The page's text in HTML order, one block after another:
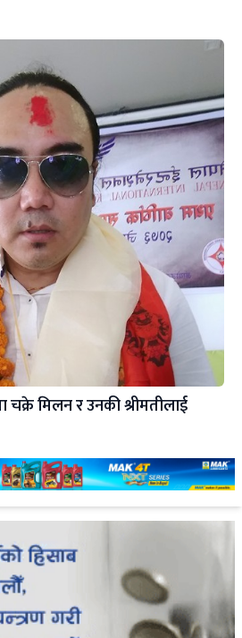
चक्रे मिलन र उनकी श्रीमतीलाई